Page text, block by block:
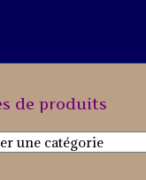
de produits